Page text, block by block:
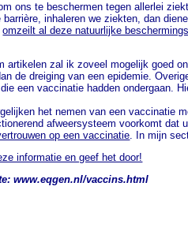
ons te beschermen tegen allerlei
inhaleren we ziekten, dan
omzeilt al deze natuurlijke
artikelen zal ik zoveel mogelijk goed
de dreiging van een epidemie.
een vaccinatie hadden
het nemen van een vaccinatie
afweersysteem voorkomt dat
op een vaccinatie. In mijn
informatie en geef het door!
www.eqgen.nl/vaccins.html